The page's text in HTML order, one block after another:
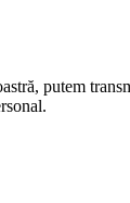
putem